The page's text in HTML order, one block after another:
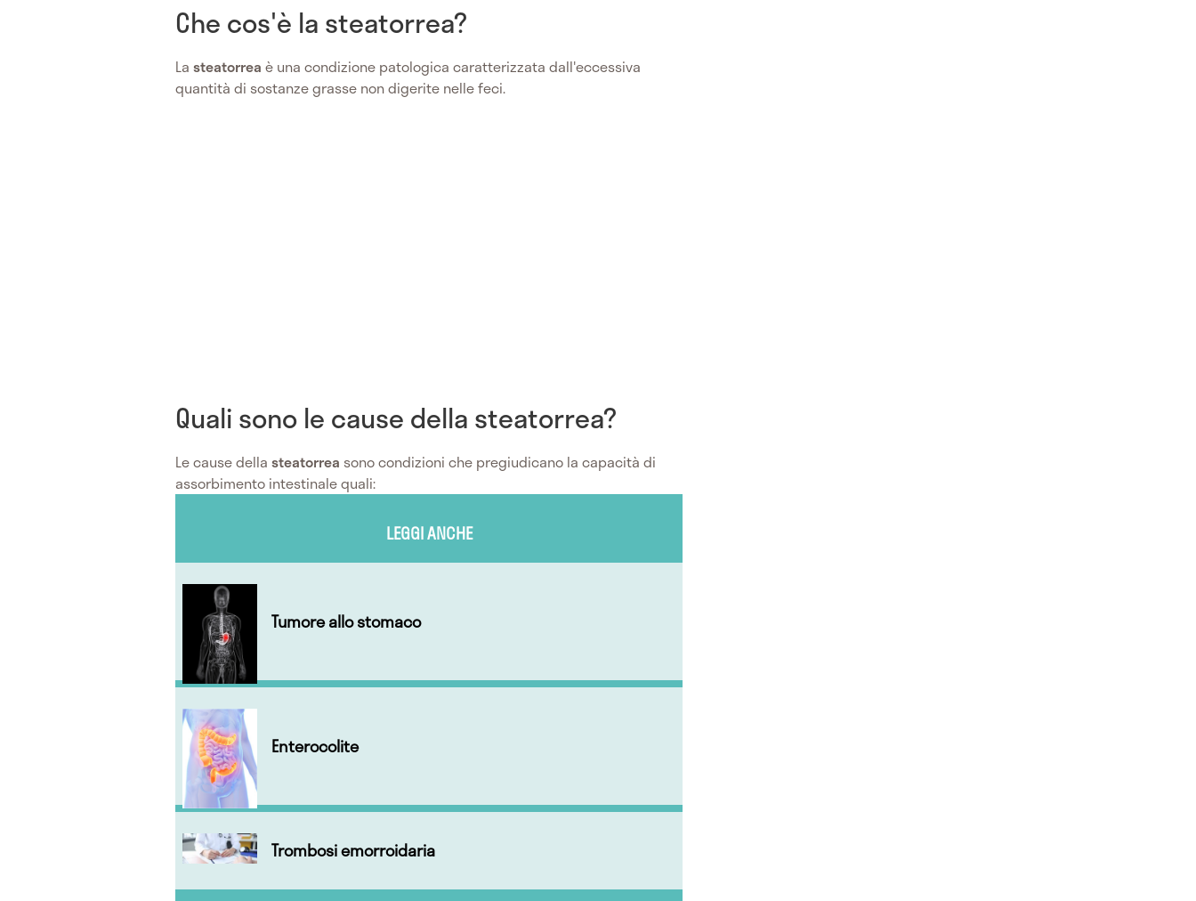
Che cos'è la steatorrea?
La steatorrea è una condizione patologica caratterizzata dall'eccessiva
quantità di sostanze grasse non digerite nelle feci.
Quali sono le cause della steatorrea?
Le cause della steatorrea sono condizioni che pregiudicano la capacità di
assorbimento intestinale quali:
LEGGI ANCHE
Tumore allo stomaco
Enterocolite
Trombosi emorroidaria